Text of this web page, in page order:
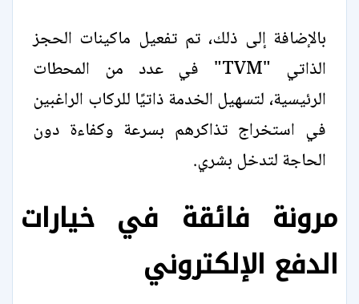
بالإضافة إلى ذلك، تم تفعيل ماكينات الحجز
الذاتي "TVM" في عدد من المحطات
الرئيسية، لتسهيل الخدمة ذاتيًا للركاب الراغبين
في استخراج تذاكرهم بسرعة وكفاءة دون
الحاجة لتدخل بشري.
مرونة فائقة في خيارات
الدفع الإلكتروني